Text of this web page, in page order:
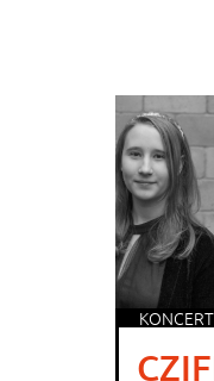
KONCERT